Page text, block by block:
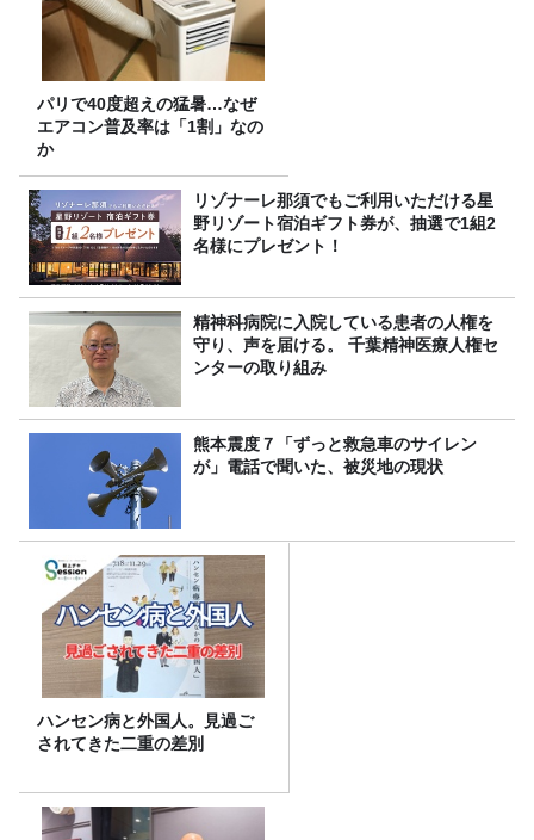
パリで40度超えの猛暑…なぜ
エアコン普及率は「1割」なの
か
リゾナーレ那須でもご利用いただける星
野リゾート宿泊ギフト券が、抽選で1組2
名様にプレゼント！
精神科病院に入院している患者の人権を
守り、声を届ける。 千葉精神医療人権セ
ンターの取り組み
熊本震度７「ずっと救急車のサイレン
が」電話で聞いた、被災地の現状
ハンセン病と外国人。見過ご
されてきた二重の差別